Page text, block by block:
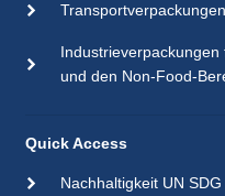
und den Non-Food-
Quick Access
Nachhaltigkeit UN